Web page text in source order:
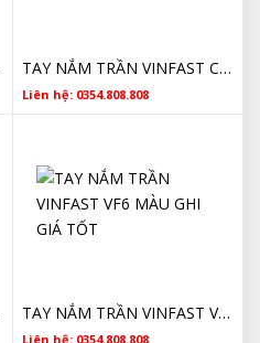
TAY NẮM TRẦN VINFAST CHÍNH HÃNG
Liên hệ: 0354.808.808
TAY NẮM TRẦN VINFAST VF6 MÀU GHI GIÁ TỐT
Liên hệ: 0354.808.808